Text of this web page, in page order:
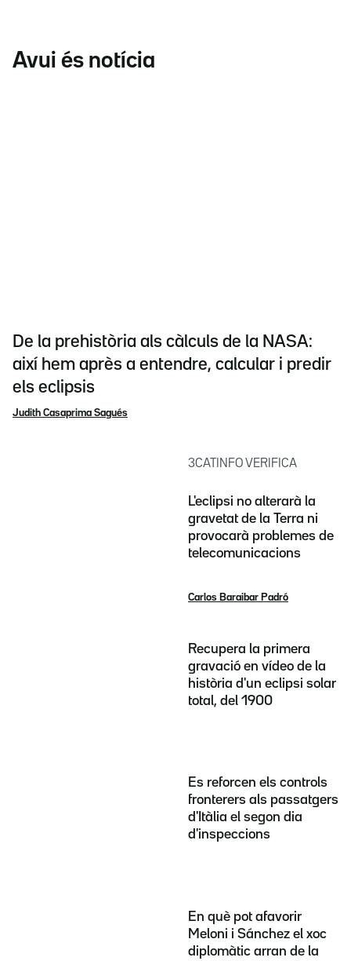
Avui és notícia
De la prehistòria als càlculs de la NASA:
així hem après a entendre, calcular i predir
els eclipsis
Judith Casaprima Sagués
3CATINFO VERIFICA
L'eclipsi no alterarà la
gravetat de la Terra ni
provocarà problemes de
telecomunicacions
Carlos Baraibar Padró
Recupera la primera
gravació en vídeo de la
història d'un eclipsi solar
total, del 1900
Es reforcen els controls
fronterers als passatgers
d'Itàlia el segon dia
d'inspeccions
En què pot afavorir
Meloni i Sánchez el xoc
diplomàtic arran de la